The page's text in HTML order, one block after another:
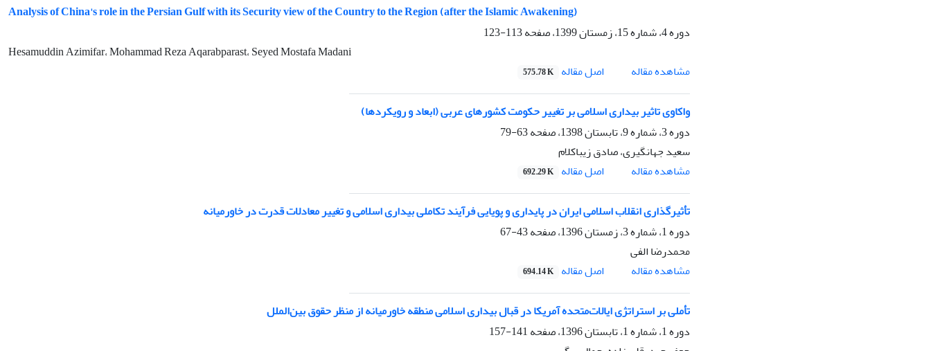
Analysis of China's role in the Persian Gulf with its Security view of the Country to the Region (after the Islamic Awakening)
دوره 4، شماره 15، زمستان 1399، صفحه
113-123
Hesamuddin Azimifar، Mohammad Reza Aqarabparast، Seyed Mostafa Madani
مشاهده مقاله
اصل مقاله 575.78 K
واکاوی تاثیر بیداری اسلامی بر تغییر حکومت کشورهای عربی (ابعاد و رویکردها)
دوره 3، شماره 9، تابستان 1398، صفحه
63-79
سعید جهانگیری، صادق زیباکلام
مشاهده مقاله
اصل مقاله 692.29 K
تأثیرگذاری انقلاب اسلامی ایران در پایداری و پویایی فرآیند تکاملی بیداری اسلامی و تغییر معادلات قدرت در خاورمیانه
دوره 1، شماره 3، زمستان 1396، صفحه
43-67
محمدرضا الفی
مشاهده مقاله
اصل مقاله 694.14 K
تأملی بر استراتژی ایالات‌متحده آمریکا در قبال بیداری اسلامی منطقه خاورمیانه از منظر حقوق بین‌الملل
دوره 1، شماره 1، تابستان 1396، صفحه
141-157